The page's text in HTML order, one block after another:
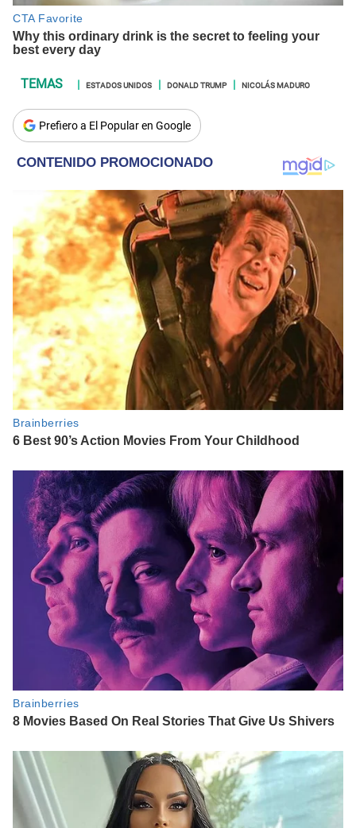
ESTADOS UNIDOS DONALD TRUMP NICOLÁS MADURO
Prefiero a El Popular en Google